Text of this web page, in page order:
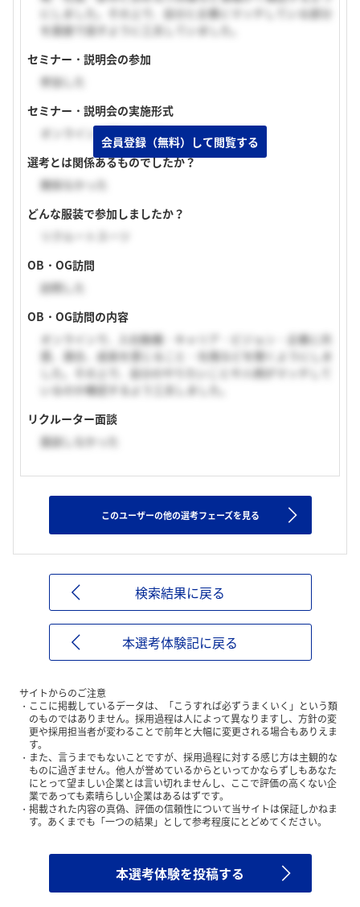
にしました。その上で、自分と企業にマッチしている部分
を面接で話すように工夫していました。
セミナー・説明会の参加
参加した
セミナー・説明会の実施形式
オンライン（顔出しあり）
選考とは関係あるものでしたか？
関係なかった
どんな服装で参加しましたか？
リクルートスーツ
OB・OG訪問
訪問した
OB・OG訪問の内容
オンラインで、入社動機・キャリア・ビジョン・企業に共
感、適合、成長を感じること・社風などを聞くようにしま
した。その上で、自分のやりたいことや人柄がマッチして
いるのか確認するよう工夫しました。
リクルーター面談
面談しなかった
会員登録（無料）して閲覧する
このユーザーの他の選考フェーズを見る
検索結果に戻る
本選考体験記に戻る
サイトからのご注意
ここに掲載しているデータは、「こうすれば必ずうまくいく」という類
のものではありません。採用過程は人によって異なりますし、方針の変
更や採用担当者が変わることで前年と大幅に変更される場合もありえま
す。
また、言うまでもないことですが、採用過程に対する感じ方は主観的な
ものに過ぎません。他人が誉めているからといってかならずしもあなた
にとって望ましい企業とは言い切れませんし、ここで評価の高くない企
業であっても素晴らしい企業はあるはずです。
掲載された内容の真偽、評価の信頼性について当サイトは保証しかねま
す。あくまでも「一つの結果」として参考程度にとどめてください。
本選考体験を投稿する